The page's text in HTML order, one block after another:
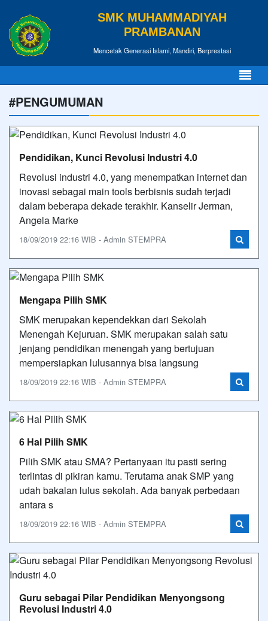
SMK MUHAMMADIYAH
PRAMBANAN
Mencetak Generasi Islami, Mandiri, Berprestasi
#PENGUMUMAN
Pendidikan, Kunci Revolusi Industri 4.0
Revolusi industri 4.0, yang menempatkan internet dan
inovasi sebagai main tools berbisnis sudah terjadi
dalam beberapa dekade terakhir. Kanselir Jerman,
Angela Marke
18/09/2019 22:16 WIB - Admin STEMPRA
Mengapa Pilih SMK
SMK merupakan kependekkan dari Sekolah
Menengah Kejuruan. SMK merupakan salah satu
jenjang pendidikan menengah yang bertujuan
mempersiapkan lulusannya bisa langsung
18/09/2019 22:16 WIB - Admin STEMPRA
6 Hal Pilih SMK
Pilih SMK atau SMA? Pertanyaan itu pasti sering
terlintas di pikiran kamu. Terutama anak SMP yang
udah bakalan lulus sekolah. Ada banyak perbedaan
antara s
18/09/2019 22:16 WIB - Admin STEMPRA
Guru sebagai Pilar Pendidikan Menyongsong
Revolusi Industri 4.0